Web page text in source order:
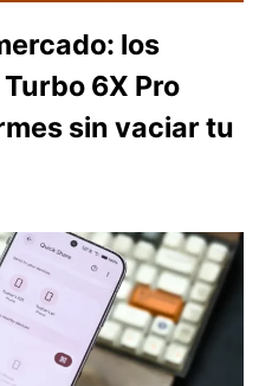
los
6X Pro
sin vaciar tu